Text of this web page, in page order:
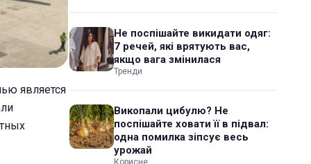
является
Не поспішайте викидати одяг:
7 речей, які врятують вас,
якщо вага змінилася
Тренди
Викопали цибулю? Не
поспішайте ховати її в підвал:
одна помилка зіпсує весь
урожай